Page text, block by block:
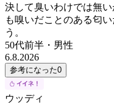
決して臭いわけでは無
も嗅いだことのある匂
う。
50代前半 ・ 男性
6.8.2026
参考になった0
ウッディ